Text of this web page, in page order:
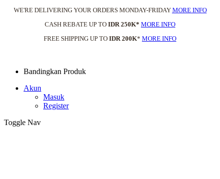
WE'RE DELIVERING YOUR ORDERS MONDAY-FRIDAY MORE INFO
CASH REBATE UP TO IDR 250K* MORE INFO
FREE SHIPPING UP TO IDR 200K* MORE INFO
Bandingkan Produk
Akun
Masuk
Register
Toggle Nav